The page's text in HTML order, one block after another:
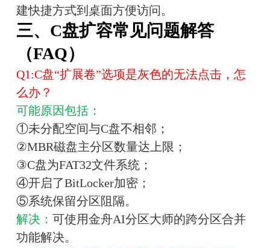
建快捷方式到桌面方便访问。
三、C盘扩容常见问题解答
（FAQ）
Q1:C盘“扩展卷”选项是灰色的无法点击，怎
么办？
可能原因包括：
①未分配空间与C盘不相邻；
②MBR磁盘主分区数量达上限；
③C盘为FAT32文件系统；
④开启了BitLocker加密；
⑤系统保留分区阻隔。
解决： 可使用金舟AI分区大师的跨分区合并
功能解决。